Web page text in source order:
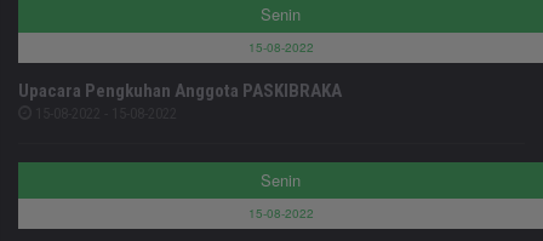
Senin
15-08-2022
Upacara Pengkuhan Anggota PASKIBRAKA
Senin
15-08-2022